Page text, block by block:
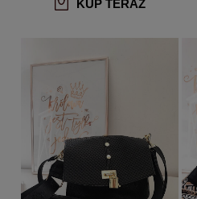
KUP TERAZ